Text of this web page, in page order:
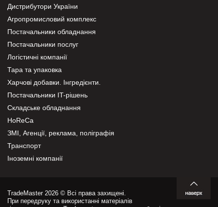
Дистрибутори України
Агропромисловий комплекс
Постачальники обладнання
Постачальники послуг
Логістичні компанії
Тара та упаковка
Харчові добавки. Інгредієнти.
Постачальники IT-рішень
Складське обладнання
HoReCa
ЗМІ, Агенції, реклама, поліграфія
Транспорт
Іноземні компанії
TradeMaster 2026 © Всі права захищені.
При передруку та використанні матеріалів